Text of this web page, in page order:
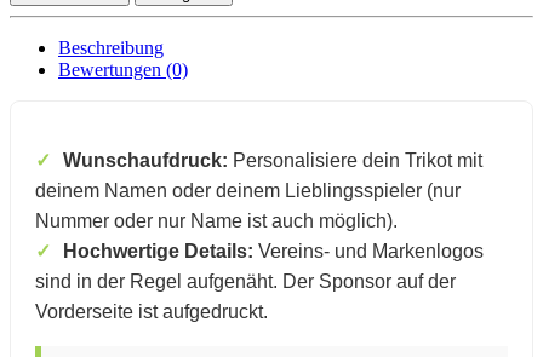
Beschreibung
Bewertungen (0)
Wunschaufdruck: Personalisiere dein Trikot mit
deinem Namen oder deinem Lieblingsspieler (nur
Nummer oder nur Name ist auch möglich).
Hochwertige Details: Vereins- und Markenlogos
sind in der Regel aufgenäht. Der Sponsor auf der
Vorderseite ist aufgedruckt.